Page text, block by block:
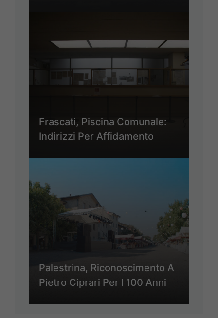
Frascati, Piscina Comunale:
Indirizzi Per Affidamento
Palestrina, Riconoscimento A
Pietro Ciprari Per I 100 Anni